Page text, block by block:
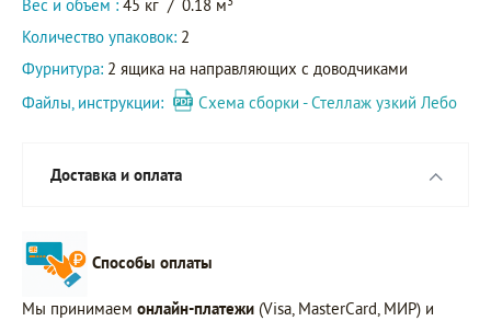
Вес и объем : 45 кг / 0.18 м
Количество упаковок: 2
Фурнитура: 2 ящика на направляющих с доводчиками
Файлы, инструкции:
Схема сборки - Стеллаж узкий Лебо
Доставка и оплата
Способы оплаты
Мы принимаем онлайн-платежи (Visa, MasterCard, МИР) и